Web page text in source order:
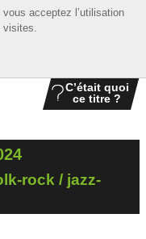
acceptez l’utilisation
visites.
acceptez l’utilisation
visites.
C’était quoi
ce titre ?
rock / jazz-